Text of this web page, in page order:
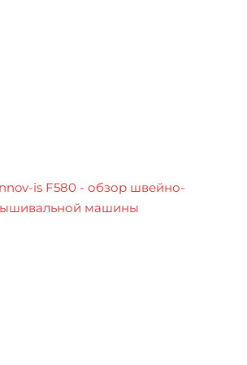
is F580 - обзор швейно-
машины